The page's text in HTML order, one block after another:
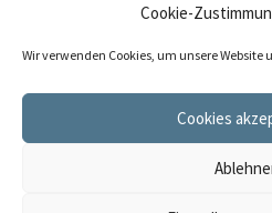
Cookie-
Wir verwenden Cookies, um unsere
Cookies
Wir leben Gemeinschaft!
Instagram